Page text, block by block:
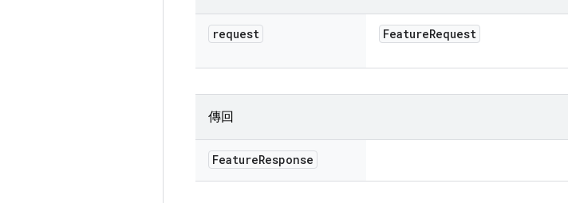
request FeatureRequest
傳回
FeatureResponse